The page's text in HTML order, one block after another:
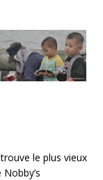
le plus vieux